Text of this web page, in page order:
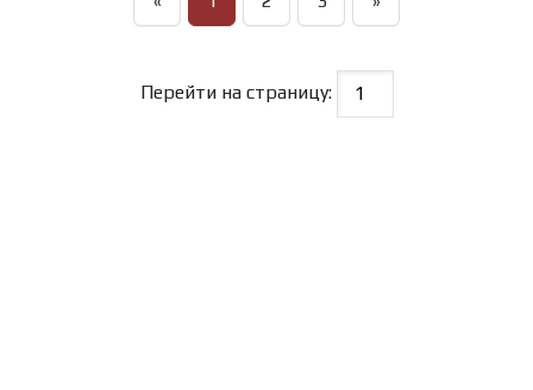
Перейти на страницу: